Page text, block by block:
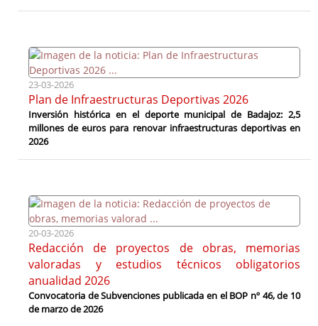
23-03-2026
Plan de Infraestructuras Deportivas 2026
Inversión histórica en el deporte municipal de Badajoz: 2,5
millones de euros para renovar infraestructuras deportivas en
2026
20-03-2026
Redacción de proyectos de obras, memorias
valoradas y estudios técnicos obligatorios
anualidad 2026
Convocatoria de Subvenciones publicada en el BOP nº 46, de 10
de marzo de 2026